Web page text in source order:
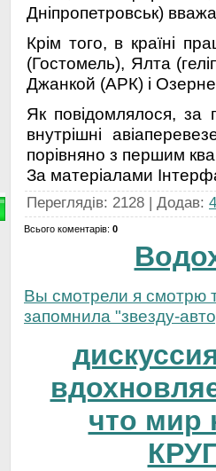
Дніпропетровськ)
Крім того, в країні
(Гостомель), Ялта
Джанкой (АРК) і
Як повідомлялося, за
внутрішні
порівняно з першим
За матеріалами
Переглядів: 2128 | Додав:
Всього коментарів: 0
Вы смотрели я смотрю
запомнила "звезду-
что мир